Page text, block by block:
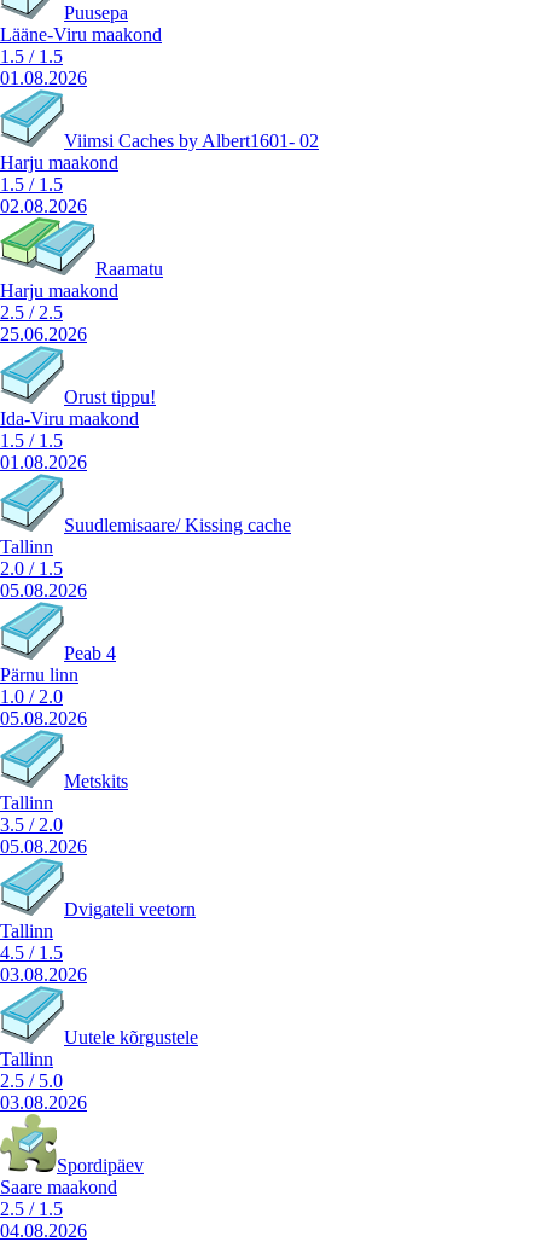
Puusepa
Lääne-Viru maakond
1.5 / 1.5
01.08.2026
Viimsi Caches by Albert1601- 02
Harju maakond
1.5 / 1.5
02.08.2026
Raamatu
Harju maakond
2.5 / 2.5
25.06.2026
Orust tippu!
Ida-Viru maakond
1.5 / 1.5
01.08.2026
Suudlemisaare/ Kissing cache
Tallinn
2.0 / 1.5
05.08.2026
Peab 4
Pärnu linn
1.0 / 2.0
05.08.2026
Metskits
Tallinn
3.5 / 2.0
05.08.2026
Dvigateli veetorn
Tallinn
4.5 / 1.5
03.08.2026
Uutele kõrgustele
Tallinn
2.5 / 5.0
03.08.2026
Spordipäev
Saare maakond
2.5 / 1.5
04.08.2026